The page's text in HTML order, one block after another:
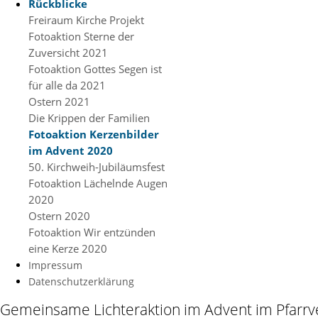
Rückblicke
Freiraum Kirche Projekt
Fotoaktion Sterne der
Zuversicht 2021
Fotoaktion Gottes Segen ist
für alle da 2021
Ostern 2021
Die Krippen der Familien
Fotoaktion Kerzenbilder
im Advent 2020
50. Kirchweih-Jubiläumsfest
Fotoaktion Lächelnde Augen
2020
Ostern 2020
Fotoaktion Wir entzünden
eine Kerze 2020
Impressum
Datenschutzerklärung
Gemeinsame Lichteraktion im Advent im